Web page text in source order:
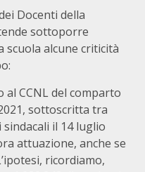
Docenti della
sottoporre
scuola alcune criticità
al CCNL del comparto
sottoscritta tra
sindacali il 14 luglio
attuazione, anche se
ricordiamo,